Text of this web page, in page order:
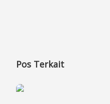
Pos Terkait